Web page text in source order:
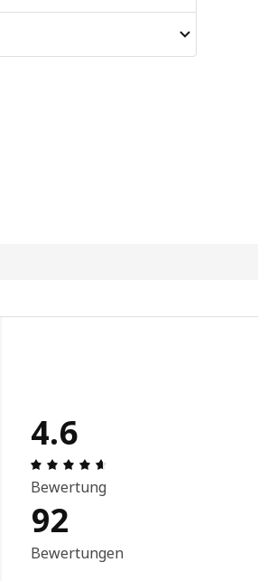
4.6
Bewertung
92
Bewertungen